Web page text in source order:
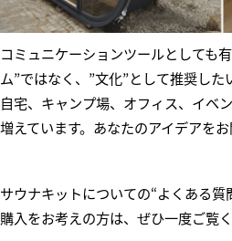
コミュニケーションツールとしても
ム”ではなく、”文化”として推奨した
自宅、キャンプ場、オフィス、イベ
増えています。あなたのアイデアを
サウナキットについての“よくある質
購入をお考えの方は、ぜひ一度ご覧